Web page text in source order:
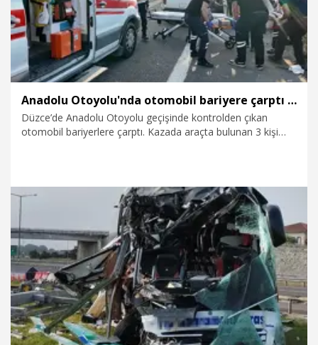
Anadolu Otoyolu'nda otomobil bariyere çarptı 3 yaralı
Düzce’de Anadolu Otoyolu geçişinde kontrolden çıkan
otomobil bariyerlere çarptı. Kazada araçta bulunan 3 kişi
17.07.2026 Foto Galeri